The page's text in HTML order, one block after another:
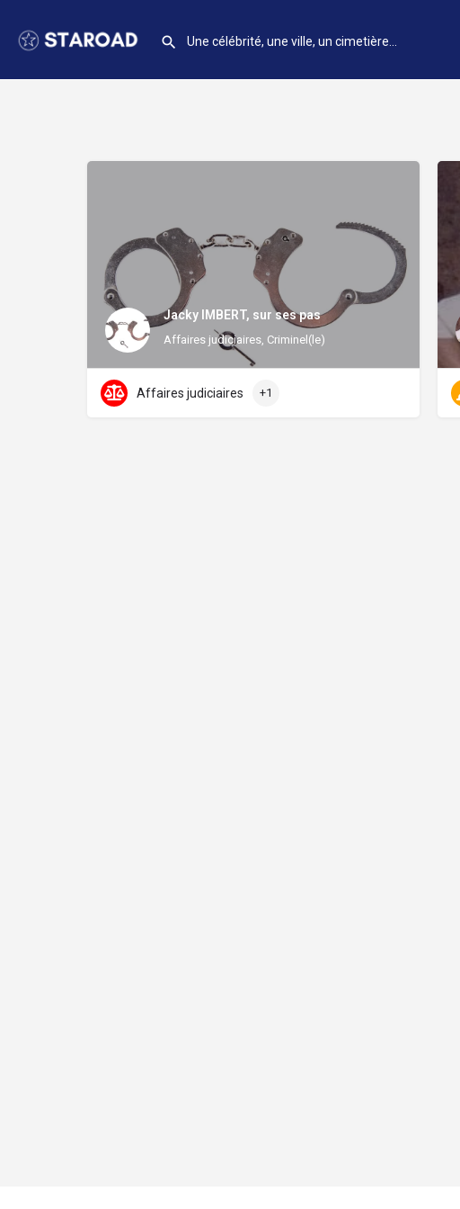
Jacky IMBERT, sur ses pas
Affaires judiciaires, Criminel(le)
Affaires judiciaires +1